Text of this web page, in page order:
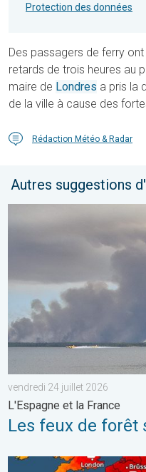
Protection des données
Des passagers de ferry
retards de trois heures au
maire de Londres a pris la
de la ville à cause des
Rédaction Météo & Radar
Autres suggestions
Les feux de forêt sont
vendredi 24 juillet 2026
L'Espagne et la France
Les feux de forêt
Le sud-ouest de la France